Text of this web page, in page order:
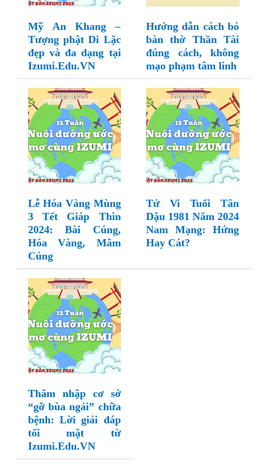
Mỹ An Khang –
Tượng phật Di Lặc
đẹp và đa dạng tại
Izumi.Edu.VN
Hướng dẫn cách bỏ
bàn thờ Thần Tài
đúng cách, không
mạo phạm tâm linh
Lễ Hóa Vàng Mùng
3 Tết Giáp Thìn
2024: Bài Cúng,
Hóa Vàng, Mâm
Cúng
Tử Vi Tuổi Tân
Dậu 1981 Năm 2024
Nam Mạng: Hứng
Hay Cát?
Thâm nhập cơ sở
“gỡ bùa ngải” chữa
bệnh: Lời giải đáp
tối mật từ
Izumi.Edu.VN